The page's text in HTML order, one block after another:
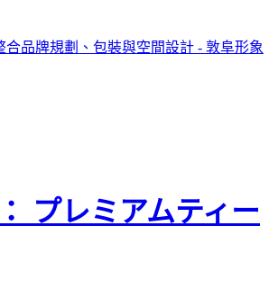
プレミアムティー